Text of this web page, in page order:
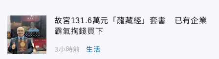
故宮131.6萬元「龍藏經」套書 已有企業
霸氣掏錢買下
3小時前 生活